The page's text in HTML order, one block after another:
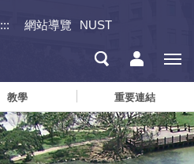
::: 網站導覽 NUST
教學 重要連結